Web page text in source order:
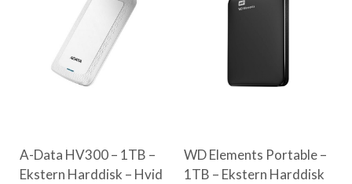
A-Data HV300 – 1TB –
Ekstern Harddisk – Hvid
WD Elements Portable –
1TB – Ekstern Harddisk